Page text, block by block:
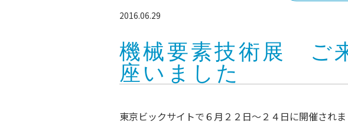
2016.06.29
機械要素技術展 ご
座いました
東京ビックサイトで６月２２日～２４日に開催され